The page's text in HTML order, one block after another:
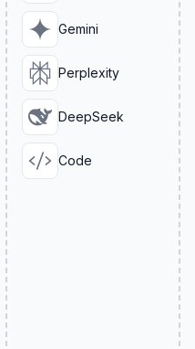
Gemini
Perplexity
DeepSeek
Code